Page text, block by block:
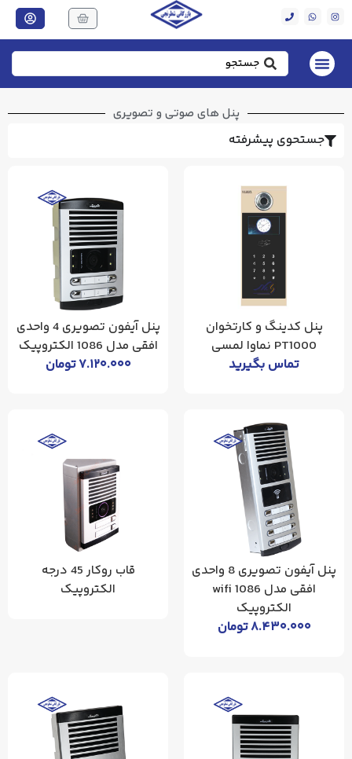
پنل های صوتی و تصویری
جستحوی پیشرفته
پنل کدینگ و کارتخوان
PT1000 نماوا لمسی
تماس بگیرید
پنل آیفون تصویری 4 واحدی
افقی مدل 1086 الکتروپیک
۷.۱۲۰.۰۰۰تومان
پنل آیفون تصویری 8 واحدی
افقی مدل 1086 wifi
الکتروپیک
۸.۴۳۰.۰۰۰تومان
قاب روکار 45 درجه
الکتروپیک